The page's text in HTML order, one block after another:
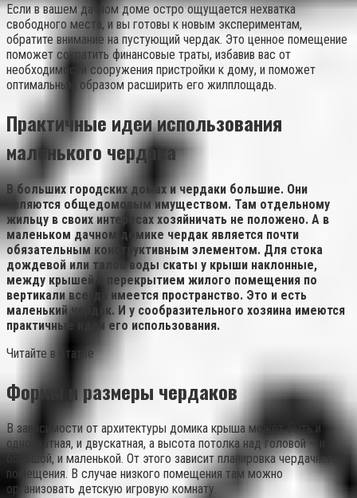
Если в вашем дачном доме остро ощущается нехватка
свободного места, и вы готовы к новым экспериментам,
обратите внимание на пустующий чердак. Это ценное помещение
поможет сократить финансовые траты, избавив вас от
необходимости сооружения пристройки к дому, и поможет
оптимальным образом расширить его жилплощадь.
Практичные идеи использования
маленького чердака
В больших городских домах и чердаки большие. Они
являются общедомовым имуществом. Там отдельному
жильцу в своих интересах хозяйничать не положено. А в
маленьком дачном домике чердак является почти
обязательным конструктивным элементом. Для стока
дождевой или талой воды скаты у крыши наклонные,
между крышей и перекрытием жилого помещения по
вертикали всегда имеется пространство. Это и есть
маленький чердак. И у сообразительного хозяина имеются
практичные идеи его использования.
Читайте в статье
Формы и размеры чердаков
В зависимости от архитектуры домика крыша может быть и
односкатная, и двускатная, а высота потолка над головой – и
большой, и маленькой. От этого зависит планировка чердачного
помещения. В случае низкого помещения там можно
организовать детскую игровую комнату.